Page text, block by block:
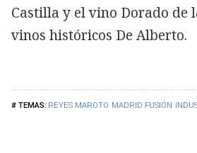
REYES MAROTO MADRID FUSIÓN
Castilla y el vino Dorado de
vinos históricos De Alberto.